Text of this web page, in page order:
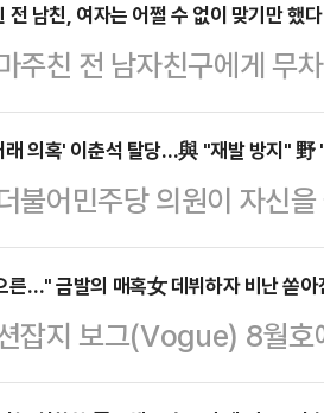
르 요새' 앞에 설치된 '큰
어울리지 않는다는 이유
상은 코펜하겐 해변의 바
슴 부분이 강조돼 있어
미술 평론가 마티아스 크
했다.성직자 …
전 남친, 여자는 어쩔 수 없이 맞기만 했다
주친 전 남자친구에게 무
해 밝혔다.20대 여성 A씨
친구 B씨(30대)에게 폭
로(CC)TV 영상을 소셜
보고 대화하던 B씨가 돌
미를 잡아 넘어뜨리는 충
를 발로 걷어차거나 머리
래 의혹' 이춘석 탈당…與 "재발 방지"
불어민주당 의원이 자신
진 탈당했다. 국민의힘은
지면 다시 복당하려는 의
해 철저한 수사를 당부하
.이춘석 민주당 의원은 5
른…" 금발의 매혹女 데뷔하자 비난 쏟아
잡지 보그(Vogue) 8월호
.31일(현지시간) CNN에